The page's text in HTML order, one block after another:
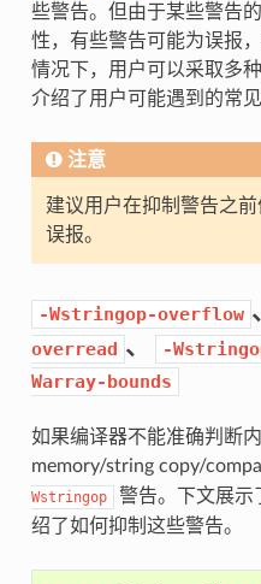
些警告。但由于某些警告
性，有些警告可能为误报
情况下，用户可以采取多
介绍了用户可能遇到的常
注意
建议用户在抑制警告之
误报。
-Wstringop-overflow
overread 、 -
Warray-bounds
如果编译器不能准确判断
memory/string copy/
Wstringop
警告。下文展示
绍了如何抑制这些警告。